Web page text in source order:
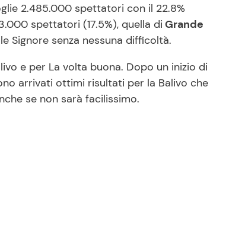
2.485.000 spettatori con il 22.8%
spettatori (17.5%), quella di Grande
Signore senza nessuna difficoltà.
e per La volta buona. Dopo un inizio di
arrivati ottimi risultati per la Balivo che
se non sarà facilissimo.